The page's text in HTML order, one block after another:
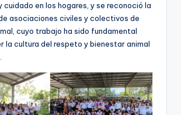
cuidado en los hogares, y se reconoció la
asociaciones civiles y colectivos de
cuyo trabajo ha sido fundamental
la cultura del respeto y bienestar animal